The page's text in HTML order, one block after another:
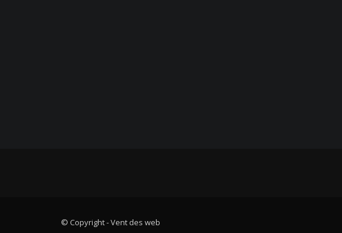
© Copyright -Vent des web